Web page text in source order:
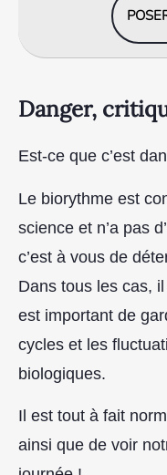
Danger,
Est-ce que c’est
Le biorythme est
science et n’a pas
c’est à vous de
Dans tous les cas,
est important de
cycles et les
biologiques.
Il est tout à fait
ainsi que de voir